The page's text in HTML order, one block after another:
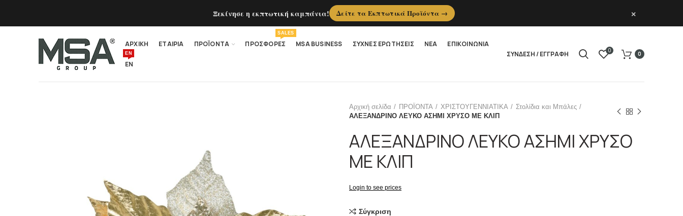
ΑΡΧΙΚΗ ΕΤΑΙΡΙΑ ΠΡΟΪΟΝΤΑ ΠΡΟΣΦΟΡΕΣ
SALES
MSA BUSINESS ΣΥΧΝΕΣ ΕΡΩΤΗΣΕΙΣ ΝΕΑ ΕΠΙΚΟΙΝΩΝΙΑ
EN
EN ΣΥΝΔΕΣΗ / ΕΓΓΡΑΦΗ 0
0
Αρχική σελίδα ΠΡΟΪΟΝΤΑ ΧΡΙΣΤΟΥΓΕΝΝΙΑΤΙΚΑ
Στολίδια και Μπάλες
ΑΛΕΞΑΝΔΡΙΝΟ ΛΕΥΚΟ ΑΣΗΜΙ ΧΡΥΣΟ ΜΕ ΚΛΙΠ
ΑΛΕΞΑΝΔΡΙΝΟ ΛΕΥΚΟ ΑΣΗΜΙ ΧΡΥΣΟ
ΜΕ ΚΛΙΠ
Login to see prices
Σύγκριση
Ξεκίνησε η εκπτωτική καμπάνια! Δείτε τα Εκπτωτικά Προϊόντα → ×